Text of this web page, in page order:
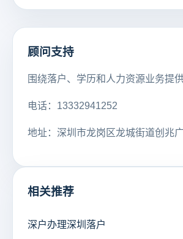
顾问支持
围绕落户、学历和人力资源业务提
电话：13332941252
地址：深圳市龙岗区龙城街道创兆
相关推荐
深户办理深圳落户